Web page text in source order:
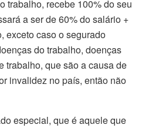
trabalho, recebe 100% do seu
a ser de 60% do salário +
exceto caso o segurado
do trabalho, doenças
trabalho, que são a causa de
invalidez no país, então não
especial, que é aquele que